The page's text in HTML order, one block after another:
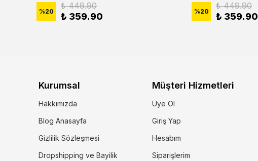
%20
₺ 449.90
₺ 359.90 %20
₺ 449.90
₺ 359.90
Kurumsal
Hakkımızda
Blog Anasayfa
Gizlilik Sözleşmesi
Dropshipping ve Bayilik
Müşteri Hizmetleri
Üye Ol
Giriş Yap
Hesabım
Siparişlerim